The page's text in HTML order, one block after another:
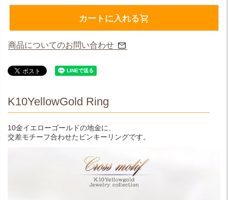
カートに入れる
商品についてのお問い合わせ
K10YellowGold Ring
10金イエローゴールドの地金に、
交差モチーフ合わせたピンキーリングです。